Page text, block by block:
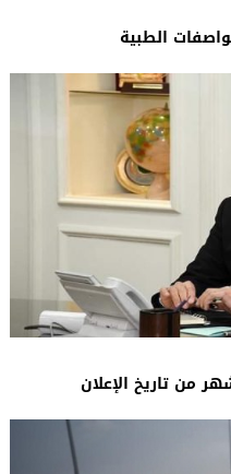
الطبية
من تاريخ الإعلان